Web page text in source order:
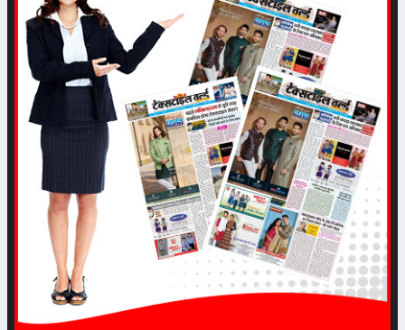
test
Date: 2023-04-15 07:04:51 |
Category: Textile
नवम्बर महिने से बाजारों में अच्छा कारोबार
होने की आशा से कारोबारियों में उत्साह
Date: 2022-11-12 05:53:45 |
Category: Textile
टेक्सटाइल उद्योग के लिए पीएलआई
स्कीम-2 जल्दी ही